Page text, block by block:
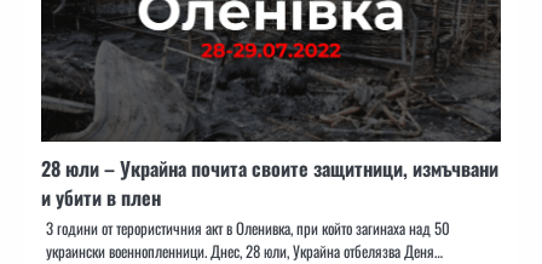
28 юли – Украйна почита своите защитници, измъчвани
и убити в плен
3 години от терористичния акт в Оленивка, при който загинаха над 50
украински военнопленници. Днес, 28 юли, Украйна отбелязва Деня…